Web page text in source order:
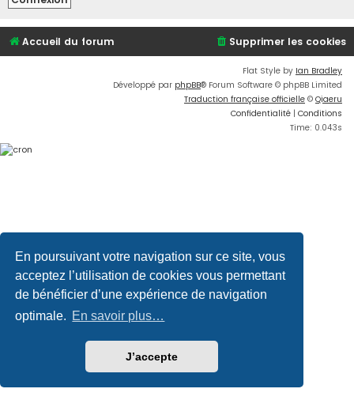
En poursuivant votre navigation sur ce site, vous
acceptez l’utilisation de cookies vous permettant
de bénéficier d’une expérience de navigation
optimale. En savoir plus…
J’accepte
Accueil du forum Supprimer les cookies
Flat Style by Ian Bradley
Développé par phpBB® Forum Software © phpBB Limited
Traduction française officielle © Qiaeru
Confidentialité | Conditions
Time: 0.043s